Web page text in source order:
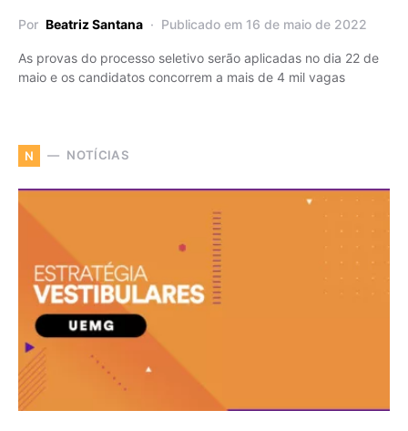
Por Beatriz Santana Publicado em 16 de maio de 2022
As provas do processo seletivo serão aplicadas no dia 22 de
maio e os candidatos concorrem a mais de 4 mil vagas
N NOTÍCIAS